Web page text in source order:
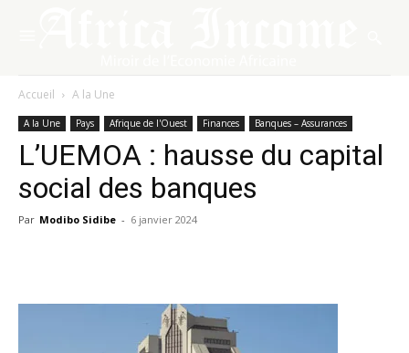
Accueil A la Une
A la Une Pays Afrique de l'Ouest Finances Banques – Assurances
L’UEMOA : hausse du capital
social des banques
Par Modibo Sidibe - 6 janvier 2024